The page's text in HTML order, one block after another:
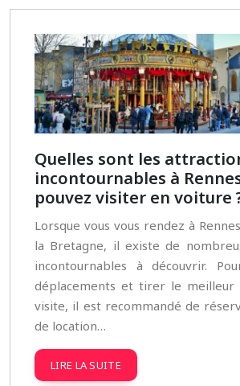
Quelles sont les
incontournables à
pouvez visiter en voiture
Lorsque vous vous rendez à
la Bretagne, il existe de
incontournables à découvrir.
déplacements et tirer le
visite, il est recommandé de
de location…
LIRE LA SUITE